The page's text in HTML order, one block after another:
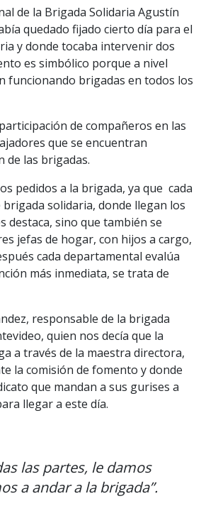
de la Brigada Solidaria Agustín
quedado fijado cierto día para el
y donde tocaba intervenir dos
es simbólico porque a nivel
funcionando brigadas en todos los
de compañeros en las
que se encuentran
de las brigadas.
pedidos a la brigada, ya que cada
solidaria, donde llegan los
destaca, sino que también se
jefas de hogar, con hijos a cargo,
cada departamental evalúa
más inmediata, se trata de
responsable de la brigada
quien nos decía que la
a través de la maestra directora,
la comisión de fomento y donde
que mandan a sus gurises a
llegar a este día.
las partes, le damos
a andar a la brigada”.